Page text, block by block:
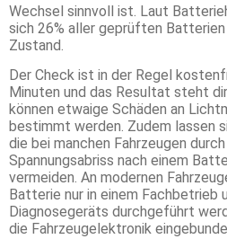
Wechsel sinnvoll ist. Laut
sich 26% aller geprüften
Zustand.
Der Check ist in der Regel
Minuten und das Resultat steht
können etwaige Schäden an
bestimmt werden. Zudem lassen
die bei manchen Fahrzeugen
Spannungsabriss nach einem
vermeiden. An modernen
Batterie nur in einem Fachbetrieb
Diagnosegeräts durchgeführt
die Fahrzeugelektronik